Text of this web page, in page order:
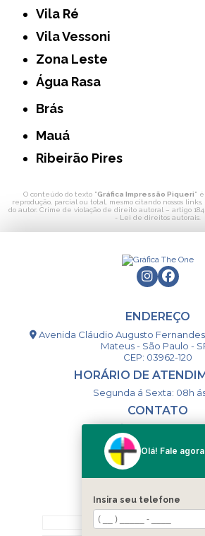
Vila Ré
Vila Vessoni
Zona Leste
Água Rasa
Brás
Mauá
Ribeirão Pires
O conteúdo do texto "Gráfica Impressão Piqueri"
reprodução, parcial ou total, mesmo citando nossos
do autor. Crime de violação de direito autoral – artigo 184
- Lei de direitos autorais
ENDEREÇO
Avenida Cláudio Augusto
Mateus - São Paulo -
CEP: 03962-120
HORÁRIO DE
Segunda á Sexta: 08h
CONTATO
(11) 98993-9556
togsm1@gmail.com
MENU
HOME
Olá! Fale
Insira seu telefone